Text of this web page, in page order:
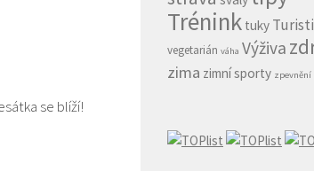
se blíží!
Trénink tuky
vegetarián váha Výživa
zima zimní sporty zpevnění